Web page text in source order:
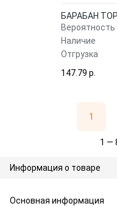
БАРАБАН
Вероятность
Наличие
Отгрузка
147.79 p.
1
1 —
Информация о товаре
Основная информация